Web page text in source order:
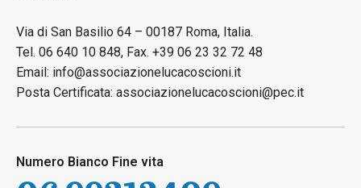
Via di San Basilio 64 – 00187 Roma, Italia.
Tel. 06 640 10 848, Fax. +39 06 23 32 72 48
Email: info@associazionelucacoscioni.it
Posta Certificata: associazionelucacoscioni@pec.it
Numero Bianco Fine vita